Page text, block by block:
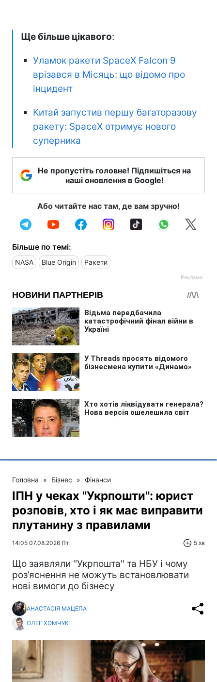
Ще більше цікавого:
Уламок ракети SpaceX Falcon 9
врізався в Місяць: що відомо про
інцидент
Китай запустив першу багаторазову
ракету: SpaceX отримує нового
суперника
Не пропустіть головне! Підпишіться на
наші оновлення в Google!
Або читайте нас там, де вам зручно!
Більше по темі:
NASA Blue Origin Ракети
Головна » Бізнес » Фінанси
ІПН у чеках "Укрпошти": юрист
розповів, хто і як має виправити
плутанину з правилами
14:05 07.08.2026 Пт 5 хв
Що заявляли ''Укрпошта'' та НБУ і чому
роз’яснення не можуть встановлювати
нові вимоги до бізнесу
АНАСТАСІЯ МАЦЕПА
ОЛЕГ ХОМЧУК